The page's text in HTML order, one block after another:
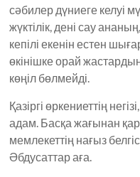
сәбилер дүниеге келуі
жүктілік, дені сау
кепілі екенін естен
өкінішке орай
көңіл бөлмейді.
Қазіргі өркениеттің
адам. Басқа жағынан
мемлекеттің нағыз
Әбдусаттар аға.